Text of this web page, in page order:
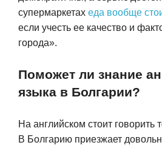
супермаркетах еда вообще
если учесть ее качество и
города».
Поможет ли знание
языка в Болгарии?
На английском стоит говорить
В Болгарию приезжает